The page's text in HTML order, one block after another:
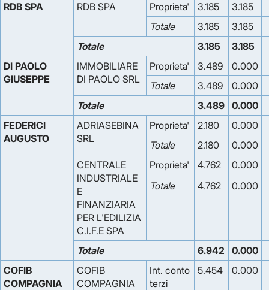
RDB SPA
RDB SPA Proprieta' 3.185
3.185
Totale
3.185
3.185
Totale
3.185
3.185
DI PAOLO
GIUSEPPE
IMMOBILIARE
DI PAOLO SRL
Proprieta' 3.489
0.000
Totale
3.489
0.000
Totale
3.489 0.000
FEDERICI
AUGUSTO
ADRIASEBINA
SRL
Proprieta' 2.180
0.000
Totale
2.180
0.000
CENTRALE
INDUSTRIALE
E
FINANZIARIA
PER L'EDILIZIA
C.I.F.E SPA
Proprieta' 4.762
0.000
Totale
4.762 0.000
Totale 6.942
0.000
COFIB
COMPAGNIA
COFIB
COMPAGNIA
Int. conto
terzi
5.454 0.000